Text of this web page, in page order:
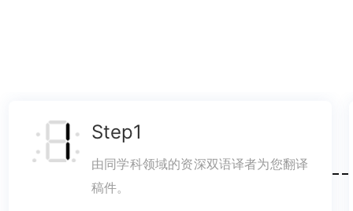
Step1
由同学科领域的资深双语译者为您翻译
稿件。